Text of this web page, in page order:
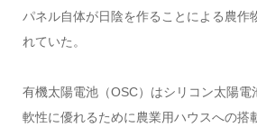
パネル自体が日陰を作ることによる農作
れていた。
有機太陽電池（OSC）はシリコン太陽電
軟性に優れるために農業用ハウスへの搭